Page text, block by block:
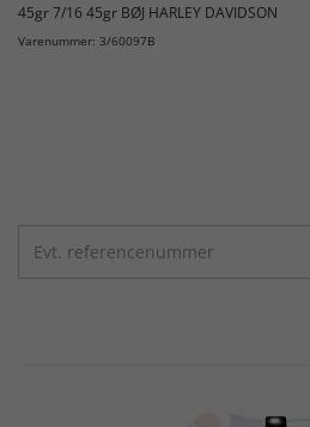
45gr 7/16 45gr BØJ HARLEY DAVIDSON
Varenummer: 3/60097B